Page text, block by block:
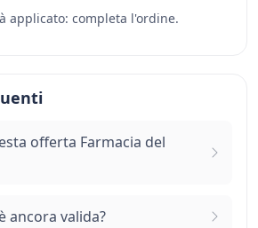
applicato: completa l'ordine.
offerta Farmacia del
ancora valida?